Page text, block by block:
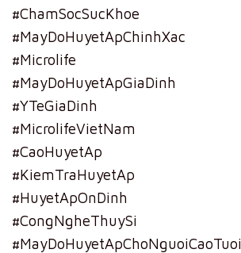
#ChamSocSucKhoe
#MayDoHuyetApChinhXac
#Microlife
#MayDoHuyetApGiaDinh
#YTeGiaDinh
#MicrolifeVietNam
#CaoHuyetAp
#KiemTraHuyetAp
#HuyetApOnDinh
#CongNgheThuySi
#MayDoHuyetApChoNguoiCaoTuoi